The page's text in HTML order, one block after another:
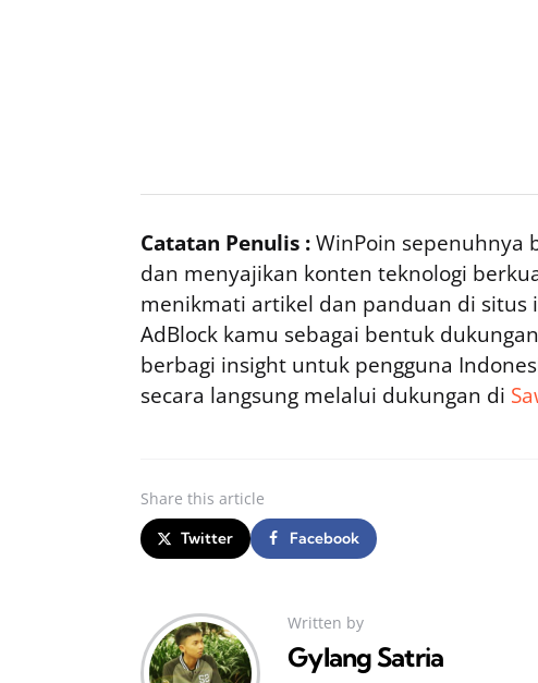
Catatan Penulis :WinPoin sepenuhnya
dan menyajikan konten teknologi
menikmati artikel dan panduan di
AdBlock kamu sebagai bentuk
berbagi insight untuk pengguna
secara langsung melalui dukungan di
Share this article
Twitter Facebook
Written by
Gylang Satria